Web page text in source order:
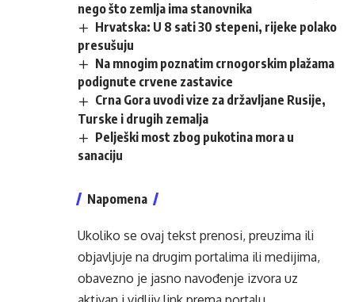
nego što zemlja ima stanovnika
Hrvatska: U 8 sati 30 stepeni, rijeke polako
presušuju
Na mnogim poznatim crnogorskim plažama
podignute crvene zastavice
Crna Gora uvodi vize za državljane Rusije,
Turske i drugih zemalja
Pelješki most zbog pukotina mora u
sanaciju
Napomena
Ukoliko se ovaj tekst prenosi, preuzima ili
objavljuje na drugim portalima ili medijima,
obavezno je jasno navođenje izvora uz